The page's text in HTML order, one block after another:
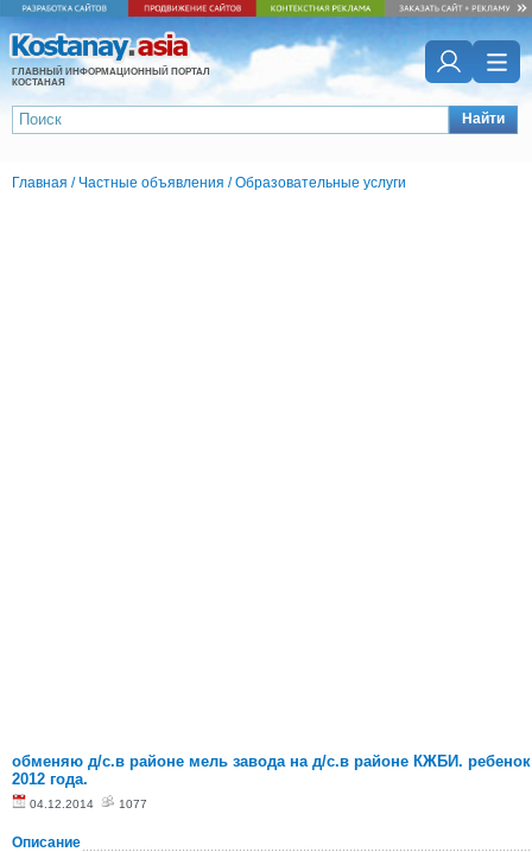
ГЛАВНЫЙ ИНФОРМАЦИОННЫЙ ПОРТАЛ
КОСТАНАЯ
Найти
Главная / Частные объявления /Образовательные услуги
обменяю д/с.в районе мель завода на д/с.в районе КЖБИ. ребенок
2012 года.
04.12.2014 1077
Описание